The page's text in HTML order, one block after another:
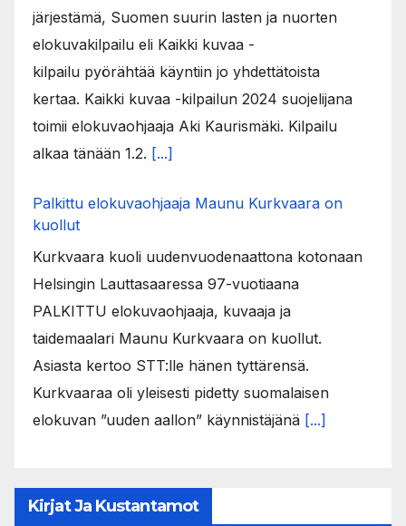
järjestämä, Suomen suurin lasten ja nuorten
elokuvakilpailu eli Kaikki kuvaa -
kilpailu pyörähtää käyntiin jo yhdettätoista
kertaa. Kaikki kuvaa -kilpailun 2024 suojelijana
toimii elokuvaohjaaja Aki Kaurismäki. Kilpailu
alkaa tänään 1.2. [...]
Palkittu elokuvaohjaaja Maunu Kurkvaara on
kuollut
Kurkvaara kuoli uudenvuodenaattona kotonaan
Helsingin Lauttasaaressa 97-vuotiaana
PALKITTU elokuvaohjaaja, kuvaaja ja
taidemaalari Maunu Kurkvaara on kuollut.
Asiasta kertoo STT:lle hänen tyttärensä.
Kurkvaaraa oli yleisesti pidetty suomalaisen
elokuvan ”uuden aallon” käynnistäjänä [...]
Kirjat Ja Kustantamot